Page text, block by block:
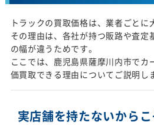
トラックの買取価格は、業者ごとに
その理由は、各社が持つ販路や査定
の幅が違うためです。
ここでは、鹿児島県薩摩川内市でカ
価買取できる理由についてご説明し
実店舗を持たないから